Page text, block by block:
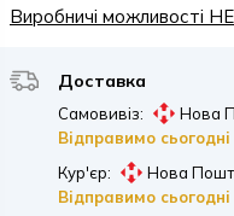
Виробничі можливості
Доставка
Самовивіз:
Нова
Відправимо сьогодні
Кур'єр:
Нова
Відправимо сьогодні